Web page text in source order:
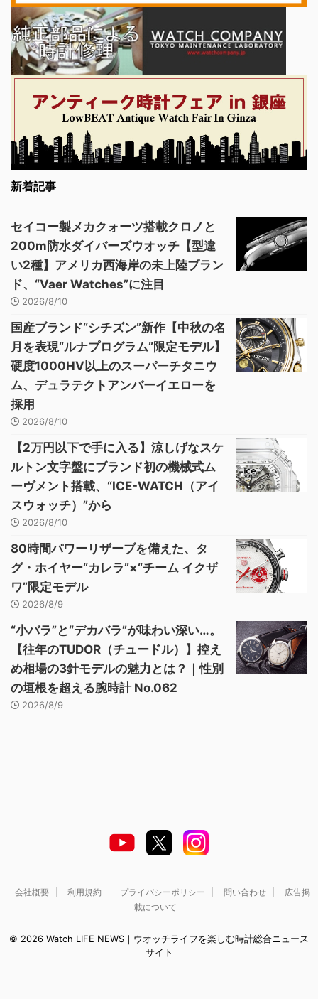
新着記事
セイコー製メカクォーツ搭載クロノと
200m防水ダイバーズウオッチ【型違
い2種】アメリカ西海岸の未上陸ブラン
ド、“Vaer Watches”に注目
2026/8/10
国産ブランド“シチズン”新作【中秋の名
月を表現“ルナプログラム”限定モデル】
硬度1000HV以上のスーパーチタニウ
ム、デュラテクトアンバーイエローを
採用
2026/8/10
【2万円以下で手に入る】涼しげなスケ
ルトン文字盤にブランド初の機械式ム
ーヴメント搭載、“ICE-WATCH（アイ
スウォッチ）”から
2026/8/10
80時間パワーリザーブを備えた、タ
グ・ホイヤー“カレラ”×“チーム イクザ
ワ”限定モデル
2026/8/9
“小バラ”と“デカバラ”が味わい深い…。
【往年のTUDOR（チュードル）】控え
め相場の3針モデルの魅力とは？｜性別
の垣根を超える腕時計 No.062
2026/8/9
会社概要 利用規約 プライバシーポリシー 問い合わせ
広告掲
載について
© 2026 Watch LIFE NEWS｜ウオッチライフを楽しむ時計総合ニュース
サイト